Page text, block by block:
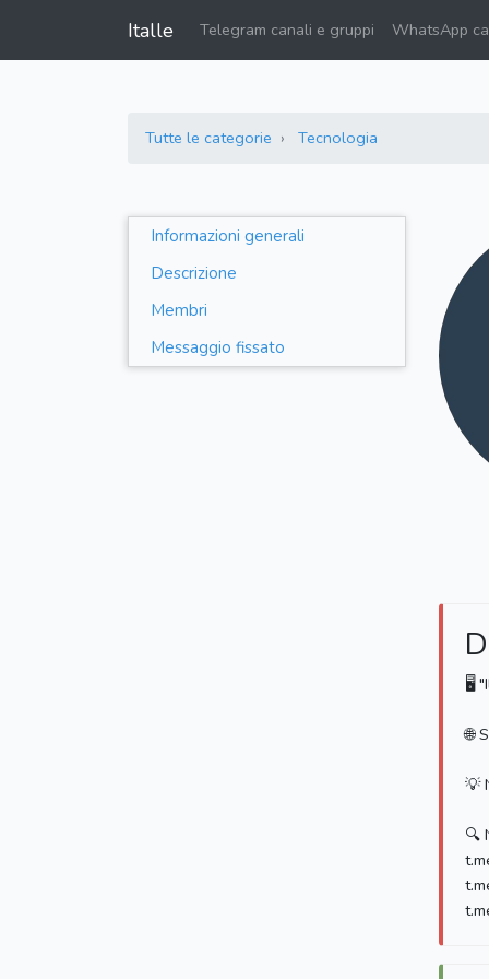
Italle Telegram canali e gruppi WhatsApp
Tutte le categorie Tecnologia
Informazioni generali
Descrizione
Membri
Messaggio fissato
🖥
🌐
💡
🔍